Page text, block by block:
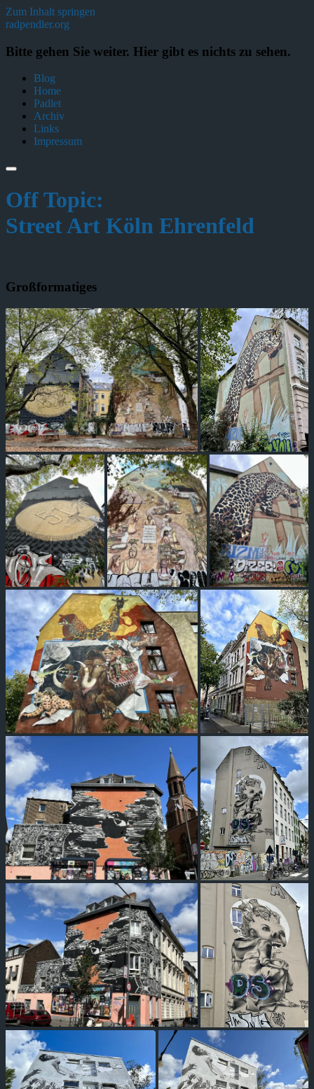
Zum Inhalt springen
radpendler.org
Bitte gehen Sie weiter. Hier gibt es nichts zu sehen.
Blog
Home
Padlet
Archiv
Links
Impressum
Off Topic:
Street Art Köln Ehrenfeld
Großformatiges